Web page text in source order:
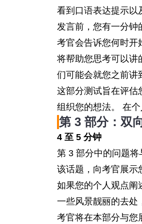
看到口语表达提示以
发言前，您有一分钟
考官会告诉您何时开
将帮助您思考可以讲
们可能会就您之前讲
这部分测试旨在评估
组织您的想法。 在
第 3 部分：双
4 至 5 分钟
第 3 部分中的问题
该话题，向考官展示
如果您的个人观点阐
一些风景靓丽的去处
考官将在本部分与您